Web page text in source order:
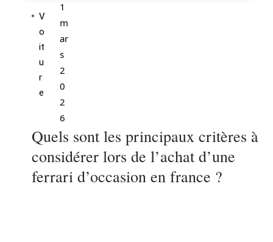
V
o
it
u
r
e
1
m
ar
s
2
0
2
6
Quels sont les principaux critères à
considérer lors de l’achat d’une
ferrari d’occasion en france ?